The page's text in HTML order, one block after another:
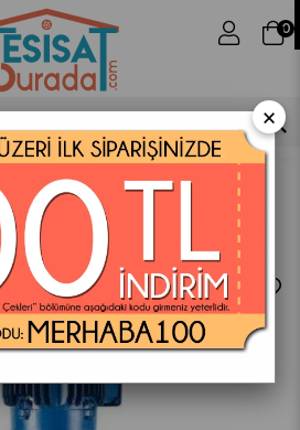
0
Milli Santrifüj Pompalar
Pompalar
×